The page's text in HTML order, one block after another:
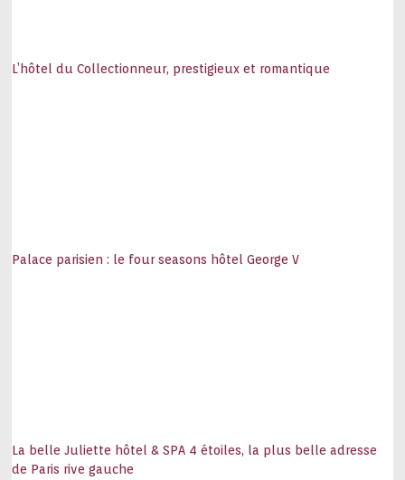
L’hôtel du Collectionneur, prestigieux et romantique
Palace parisien : le four seasons hôtel George V
La belle Juliette hôtel & SPA 4 étoiles, la plus belle adresse
de Paris rive gauche